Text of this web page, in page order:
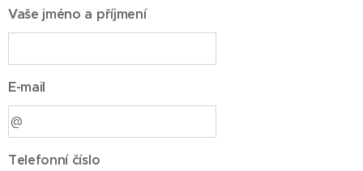
Vaše jméno a příjmení
E-mail
Telefonní číslo